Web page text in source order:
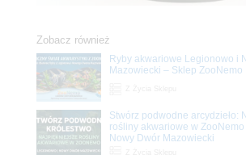
Zobacz również
Ryby akwariowe Legionowo i
Mazowiecki – Sklep ZooNemo
Stwórz podwodne arcydzieło:
rośliny akwariowe w
Nowy Dwór Mazowiecki